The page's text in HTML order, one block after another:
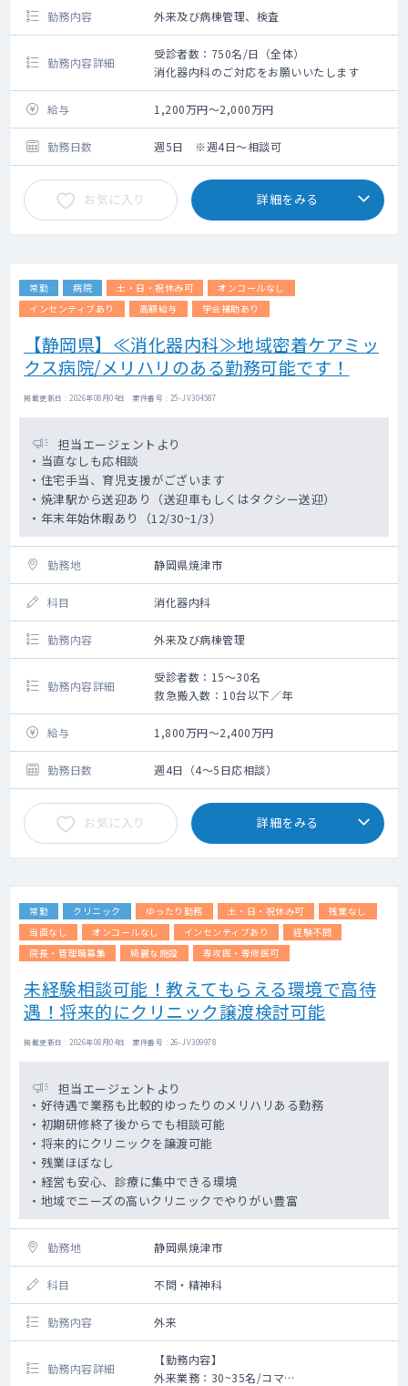
勤務内容 外来及び病棟管理、検査
勤務内容詳細
受診者数：750名/日（全体）
消化器内科のご対応をお願いいたします
給与 1,200万円～2,000万円
勤務日数 週5日 ※週4日～相談可
お気に入り 詳細をみる
常勤 病院 土・日・祝休み可
オンコールなし
インセンティブあり
高額給与 学会補助あり
【静岡県】≪消化器内科≫地域密着ケアミッ
クス病院/メリハリのある勤務可能です！
掲載更新日 : 2026年08月04日 案件番号 : 25-JV304587
担当エージェントより
・当直なしも応相談
・住宅手当、育児支援がございます
・焼津駅から送迎あり（送迎車もしくはタクシー送迎）
・年末年始休暇あり（12/30~1/3）
勤務地 静岡県焼津市
科目 消化器内科
勤務内容 外来及び病棟管理
勤務内容詳細
受診者数：15～30名
救急搬入数：10台以下／年
給与 1,800万円～2,400万円
勤務日数 週4日（4～5日応相談）
お気に入り 詳細をみる
常勤 クリニック ゆったり勤務 土・日・祝休み可
残業なし
当直なし
オンコールなし インセンティブあり
経験不問
院長・管理職募集
綺麗な施設 専攻医・専修医可
未経験相談可能！教えてもらえる環境で高待
遇！将来的にクリニック譲渡検討可能
掲載更新日 : 2026年08月04日 案件番号 : 26-JV309978
担当エージェントより
・好待遇で業務も比較的ゆったりのメリハリある勤務
・初期研修終了後からでも相談可能
・将来的にクリニックを譲渡可能
・残業ほぼなし
・経営も安心、診療に集中できる環境
・地域でニーズの高いクリニックでやりがい豊富
勤務地 静岡県焼津市
科目 不問・精神科
勤務内容 外来
勤務内容詳細
【勤務内容】
外来業務：30~35名/コマ